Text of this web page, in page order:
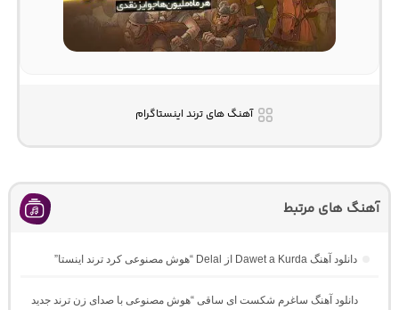
آهنگ های ترند اینستاگرام
آهنگ های مرتبط
دانلود آهنگ Dawet a Kurda از Delal “هوش مصنوعی کرد ترند اینستا”
دانلود آهنگ ساغرم شکست ای ساقی “هوش مصنوعی با صدای زن ترند جدید